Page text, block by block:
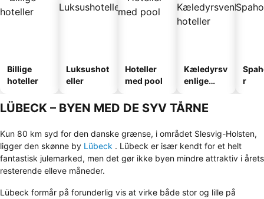
Billige
hoteller
Luksushot
eller
Hoteller
med pool
Kæledyrsv
enlige
r
LÜBECK – BYEN MED DE SYV TÅRNE
Kun 80 km syd for den danske grænse, i området Slesvig-Holsten,
ligger den skønne by Lübeck . Lübeck er især kendt for et helt
fantastisk julemarked, men det gør ikke byen mindre attraktiv i årets
resterende elleve måneder.
Lübeck formår på forunderlig vis at virke både stor og lille på